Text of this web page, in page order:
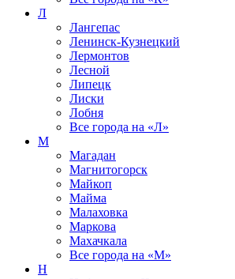
Л
Лангепас
Ленинск-Кузнецкий
Лермонтов
Лесной
Липецк
Лиски
Лобня
Все города на «Л»
М
Магадан
Магнитогорск
Майкоп
Майма
Малаховка
Маркова
Махачкала
Все города на «М»
Н